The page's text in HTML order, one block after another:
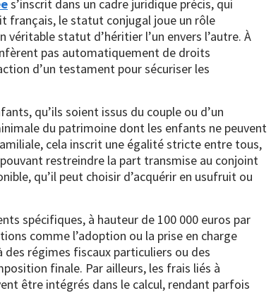
s’inscrit dans un cadre juridique précis, qui
français, le statut conjugal joue un rôle
véritable statut d’héritier l’un envers l’autre. À
pas automatiquement de droits
d’un testament pour sécuriser les
qu’ils soient issus du couple ou d’un
du patrimoine dont les enfants ne peuvent
cela inscrit une égalité stricte entre tous,
restreindre la part transmise au conjoint
qu’il peut choisir d’acquérir en usufruit ou
spécifiques, à hauteur de 100 000 euros par
comme l’adoption ou la prise en charge
régimes fiscaux particuliers ou des
finale. Par ailleurs, les frais liés à
être intégrés dans le calcul, rendant parfois